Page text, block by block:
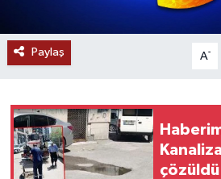
Paylaş A-
çözüldü